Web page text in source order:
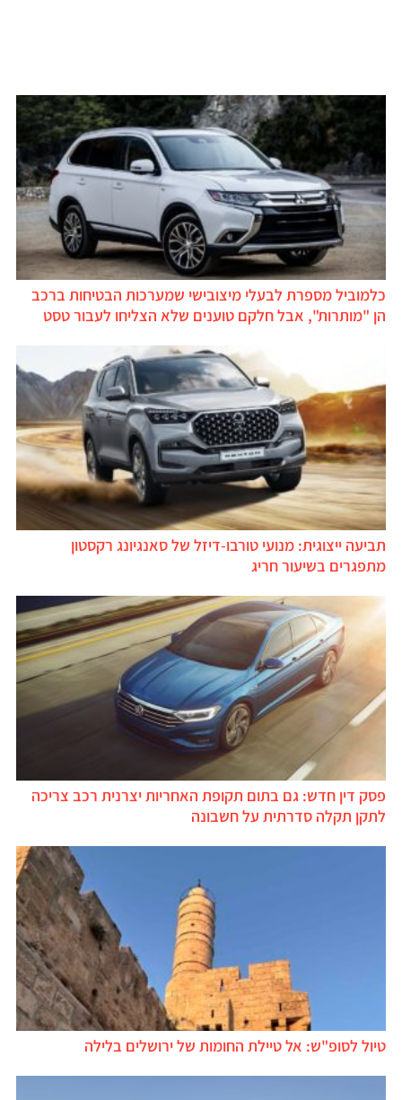
כלמוביל מספרת לבעלי מיצובישי שמערכות הבטיחות ברכב
הן "מותרות", אבל חלקם טוענים שלא הצליחו לעבור טסט
תביעה ייצוגית: מנועי טורבו-דיזל של סאנגיונג רקסטון
מתפגרים בשיעור חריג
פסק דין חדש: גם בתום תקופת האחריות יצרנית רכב צריכה
לתקן תקלה סדרתית על חשבונה
טיול לסופ"ש: אל טיילת החומות של ירושלים בלילה